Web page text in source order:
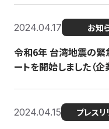
2024.04.17 お知
令和6年 台湾地震の緊
ートを開始しました（企
2024.04.15 プレスリ